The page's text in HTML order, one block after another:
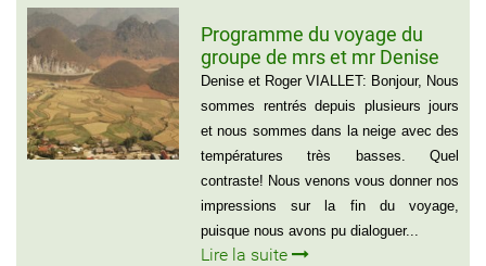
Programme du voyage du
groupe de mrs et mr Denise
et Roger VIALLET
Denise et Roger VIALLET: Bonjour, Nous
sommes rentrés depuis plusieurs jours
et nous sommes dans la neige avec des
températures très basses. Quel
contraste! Nous venons vous donner nos
impressions sur la fin du voyage,
puisque nous avons pu dialoguer...
Lire la suite